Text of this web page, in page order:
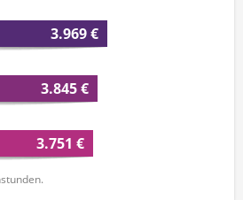
3.969 €
3.845 €
3.751 €